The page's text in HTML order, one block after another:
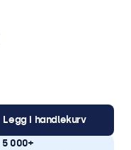
Legg i handlekurv
5 000+